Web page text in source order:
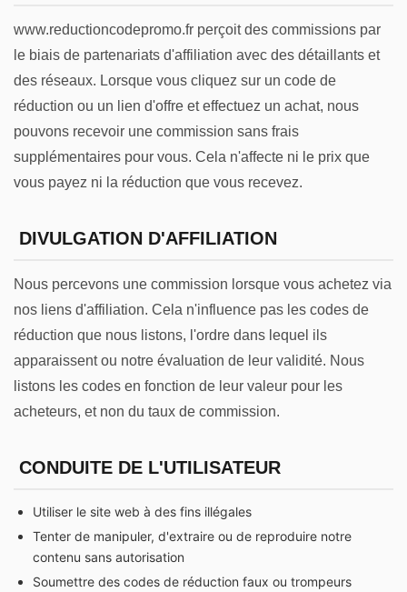
www.reductioncodepromo.fr perçoit des commissions par
le biais de partenariats d'affiliation avec des détaillants et
des réseaux. Lorsque vous cliquez sur un code de
réduction ou un lien d'offre et effectuez un achat, nous
pouvons recevoir une commission sans frais
supplémentaires pour vous. Cela n'affecte ni le prix que
vous payez ni la réduction que vous recevez.
DIVULGATION D'AFFILIATION
Nous percevons une commission lorsque vous achetez via
nos liens d'affiliation. Cela n'influence pas les codes de
réduction que nous listons, l'ordre dans lequel ils
apparaissent ou notre évaluation de leur validité. Nous
listons les codes en fonction de leur valeur pour les
acheteurs, et non du taux de commission.
CONDUITE DE L'UTILISATEUR
Utiliser le site web à des fins illégales
Tenter de manipuler, d'extraire ou de reproduire notre
contenu sans autorisation
Soumettre des codes de réduction faux ou trompeurs